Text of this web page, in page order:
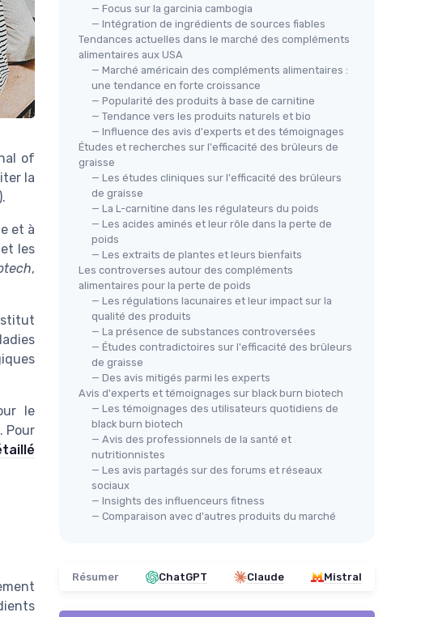
of
la
).
et à
les
,
le
Pour
— Focus sur la garcinia cambogia
— Intégration de ingrédients de sources fiables
Tendances actuelles dans le marché des compléments
alimentaires aux USA
— Marché américain des compléments alimentaires :
une tendance en forte croissance
— Popularité des produits à base de carnitine
— Tendance vers les produits naturels et bio
— Influence des avis d'experts et des témoignages
Études et recherches sur l'efficacité des brûleurs de
graisse
— Les études cliniques sur l'efficacité des brûleurs
de graisse
— La L-carnitine dans les régulateurs du poids
— Les acides aminés et leur rôle dans la perte de
poids
— Les extraits de plantes et leurs bienfaits
Les controverses autour des compléments
alimentaires pour la perte de poids
— Les régulations lacunaires et leur impact sur la
qualité des produits
— La présence de substances controversées
— Études contradictoires sur l'efficacité des brûleurs
de graisse
— Des avis mitigés parmi les experts
Avis d'experts et témoignages sur black burn biotech
— Les témoignages des utilisateurs quotidiens de
black burn biotech
— Avis des professionnels de la santé et
nutritionnistes
— Les avis partagés sur des forums et réseaux
sociaux
— Insights des influenceurs fitness
— Comparaison avec d'autres produits du marché
Résumer ChatGPT Claude Mistral